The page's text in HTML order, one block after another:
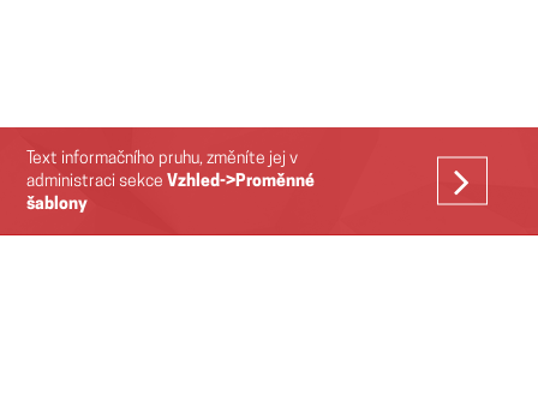
Text informačního pruhu, změníte jej v
administraci sekceVzhled->Proměnné
šablony
VÍCE
>